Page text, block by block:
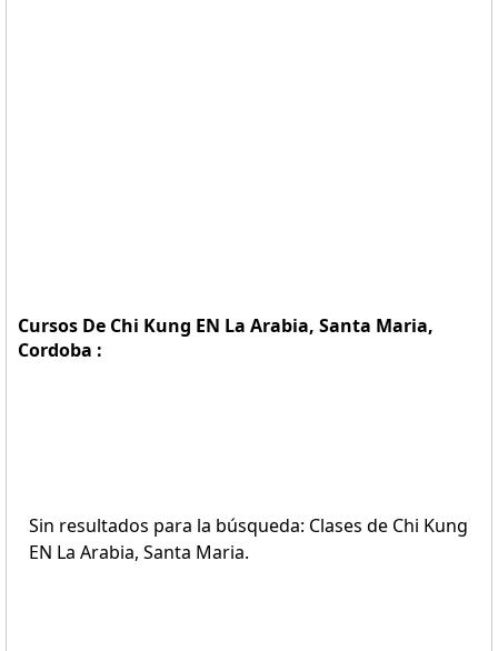
Cursos De Chi Kung EN La Arabia, Santa Maria,
Cordoba :
Sin resultados para la búsqueda: Clases de Chi Kung
EN La Arabia, Santa Maria.